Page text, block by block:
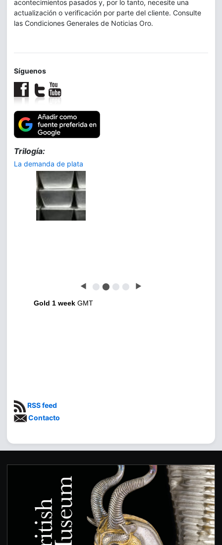
acontecimientos pasados y, por lo tanto, necesite una
actualización o verificación por parte del cliente. Consulte
las Condiciones Generales de Noticias Oro.
Síguenos
Trilogía:
La demanda de plata
◀ ⬤ ⬤ ⬤ ⬤ ▶
Gold 1 week GMT
RSS feed
Contacto